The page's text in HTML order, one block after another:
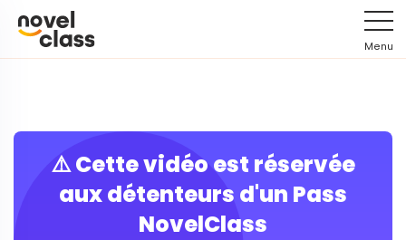
Menu
⚠️ Cette vidéo est réservée
aux détenteurs d'un Pass
NovelClass